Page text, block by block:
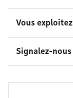
Vous
Signalez-